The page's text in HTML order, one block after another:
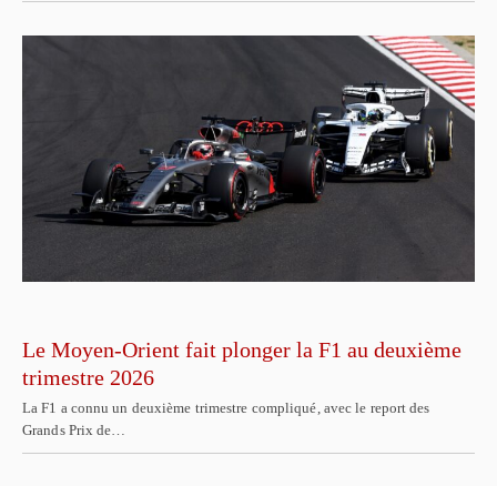
Le Moyen-Orient fait plonger la F1 au deuxième
trimestre 2026
La F1 a connu un deuxième trimestre compliqué, avec le report des
Grands Prix de…